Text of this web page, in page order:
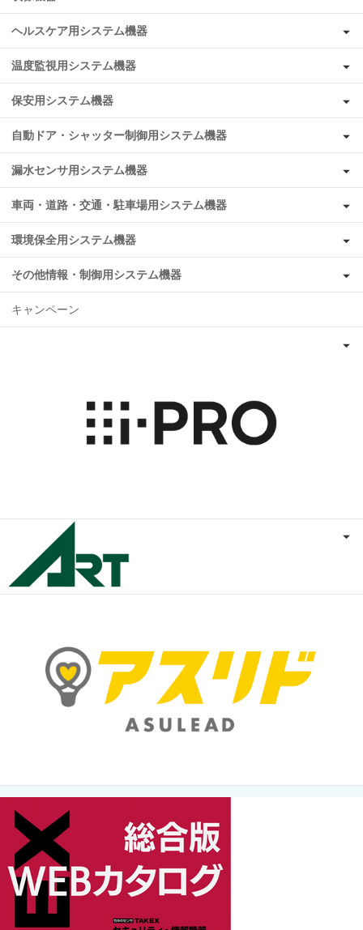
ヘルスケア用システム機器
温度監視用システム機器
保安用システム機器
自動ドア・シャッター制御用システム機器
漏水センサ用システム機器
車両・道路・交通・駐車場用システム機器
環境保全用システム機器
その他情報・制御用システム機器
キャンペーン